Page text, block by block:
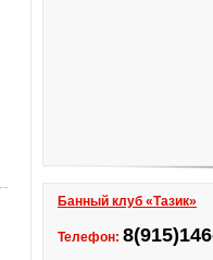
Банный клуб «Тазик»
Телефон: